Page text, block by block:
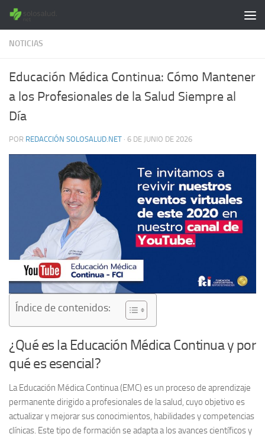
Saltar al contenido
NOTICIAS
Educación Médica Continua: Cómo Mantener
a los Profesionales de la Salud Siempre al
Día
POR REDACCIÓN SOLOSALUD.NET · 6 DE JUNIO DE 2026
Índice de contenidos:
¿Qué es la Educación Médica Continua y por
qué es esencial?
LaEducación Médica Continua (EMC) es un proceso de aprendizaje
permanente dirigido a profesionales de la salud, cuyo objetivo es
actualizar y mejorar sus conocimientos, habilidades y competencias
clínicas. Este tipo de formación se adapta a los avances científicos y